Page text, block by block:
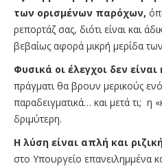
των ορισμένων παρόχων,
ρεπορτάζ σας, διότι είναι και
βεβαίως αφορά μικρή μερίδα
Φυσικά οι έλεγχοι δεν
πράγματι θα βρουν μερικούς
παραδειγματικά… και μετά τι; η
δριμύτερη.
Η λύση είναι απλή και
στο Υπουργείο επανειλημμένα